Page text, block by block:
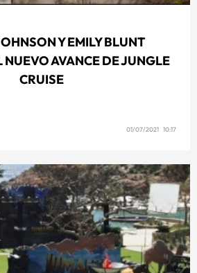
Y EMILY BLUNT
NUEVO AVANCE DE JUNGLE
CRUISE
01/07/2021 10:17